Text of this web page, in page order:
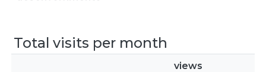
Total visits per month
views